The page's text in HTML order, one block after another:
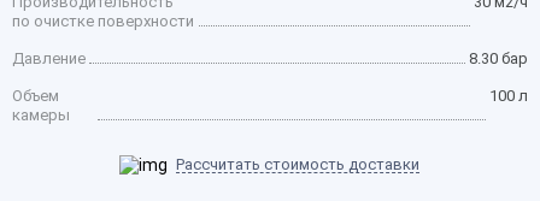
по очистке поверхности
Давление 8.30 бар
Объем
камеры
100 л
Рассчитать стоимость доставки